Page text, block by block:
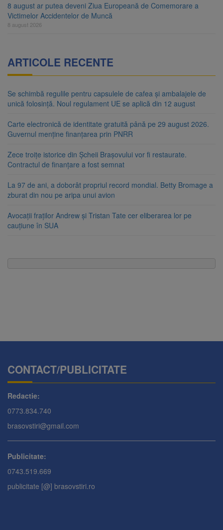
8 august ar putea deveni Ziua Europeană de Comemorare a
Victimelor Accidentelor de Muncă
8 august 2026
ARTICOLE RECENTE
Se schimbă regulile pentru capsulele de cafea și ambalajele de
unică folosință. Noul regulament UE se aplică din 12 august
Carte electronică de identitate gratuită până pe 29 august 2026.
Guvernul menține finanțarea prin PNRR
Zece troițe istorice din Șcheii Brașovului vor fi restaurate.
Contractul de finanțare a fost semnat
La 97 de ani, a doborât propriul record mondial. Betty Bromage a
zburat din nou pe aripa unui avion
Avocații fraților Andrew și Tristan Tate cer eliberarea lor pe
cauțiune în SUA
CONTACT/PUBLICITATE
Redactie:
0773.834.740
brasovstiri@gmail.com
Publicitate:
0743.519.669
publicitate [@] brasovstiri.ro